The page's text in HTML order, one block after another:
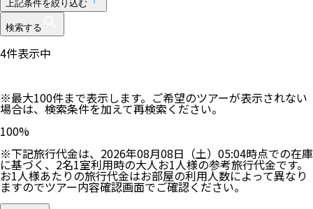
上記条件を絞り込む
検索する
4件表示中
※最大100件まで表示します。ご希望のツアーが表示されない
場合は、検索条件を加えて再検索ください。
100%
※下記旅行代金は、 2026年08月08日（土）05:04時点での在庫
に基づく、2名1室利用時の大人お1人様の参考旅行代金です。
お1人様あたりの旅行代金はお部屋の利用人数によって異なり
ますのでツアー内容確認画面でご確認ください。